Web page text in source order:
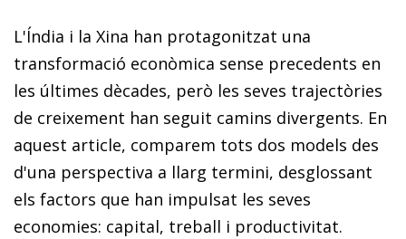
L'Índia i la Xina han protagonitzat una
transformació econòmica sense precedents en
les últimes dècades, però les seves trajectòries
de creixement han seguit camins divergents. En
aquest article, comparem tots dos models des
d'una perspectiva a llarg termini, desglossant
els factors que han impulsat les seves
economies: capital, treball i productivitat.